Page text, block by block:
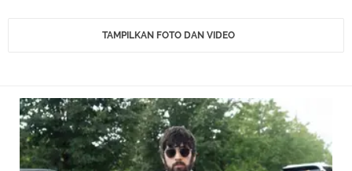
TAMPILKAN FOTO DAN VIDEO